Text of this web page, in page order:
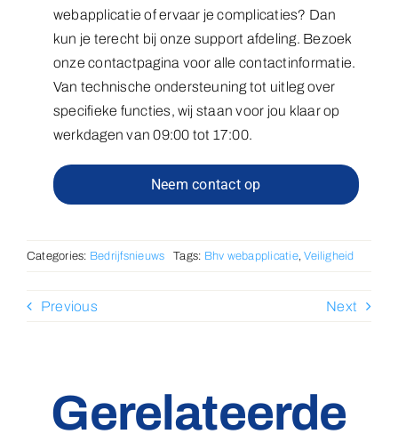
webapplicatie of ervaar je complicaties? Dan
kun je terecht bij onze support afdeling. Bezoek
onze contactpagina voor alle contactinformatie.
Van technische ondersteuning tot uitleg over
specifieke functies, wij staan voor jou klaar op
werkdagen van 09:00 tot 17:00.
Neem contact op
Categories: Bedrijfsnieuws Tags: Bhv webapplicatie,Veiligheid
Previous Next
Gerelateerde